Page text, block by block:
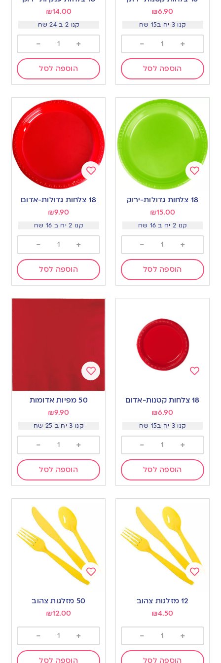
₪6.90
קנו 3 יח ב15 שח
+
-
הוספה לסל
₪14.00
קנו 2 ב 24 שח
+
-
הוספה לסל
Add
to18 צלחות גדולות-ירוק
₪15.00
קנו 2 יח ב 16 שח
+
-
הוספה לסל
Add
to
18 צלחות גדולות-אדום
₪9.90
קנו 2 יח ב 16 שח
+
-
הוספה לסל
to
18 צלחות קטנות-אדום
₪6.90
קנו 3 יח ב15 שח
+
-
הוספה לסל
Add
50 מפיות אדומות
₪9.90
קנו 3 יח ב 25 שח
+
-
הוספה לסל
Add
12 מזלגות צהוב
₪4.50
+
-
הוספה לסל
Add
50 מזלגות צהוב
₪12.00
+
-
הוספה לסל